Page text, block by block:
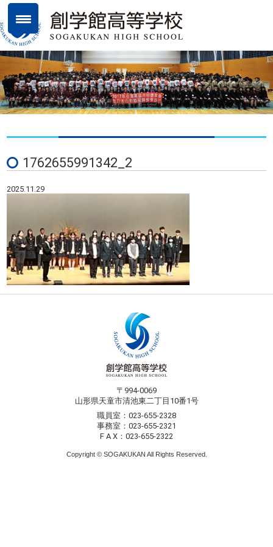
1762655991342_2
2025.11.29
〒994-0069
山形県天童市清池東二丁目10番1号
職員室：023-655-2328
事務室：023-655-2321
F A X：023-655-2322
Copyright © SOGAKUKAN All Rights Reserved.